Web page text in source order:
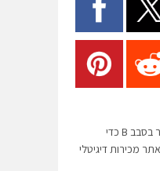
סימביו גייסה 20 מיליון דולר בסבב B כדי
מכירות דיגיטלי